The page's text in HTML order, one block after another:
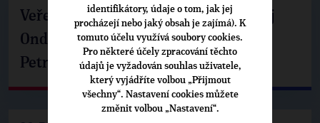
Veřejné finance, euro i školství. Matěj
Ondřej Havel jednal s prezidentem
Petrem Pavlem
identifikátory, údaje o tom, jak jej
procházejí nebo jaký obsah je zajímá). K
tomuto účelu využívá soubory cookies.
Pro některé účely zpracování těchto
údajů je vyžadován souhlas uživatele,
který vyjádříte volbou „Přijmout
všechny“. Nastavení cookies můžete
změnit volbou „Nastavení“.